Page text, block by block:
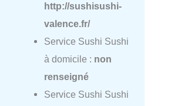
http://sushisushi-
valence.fr/
Service Sushi Sushi
à domicile : non
renseigné
Service Sushi Sushi